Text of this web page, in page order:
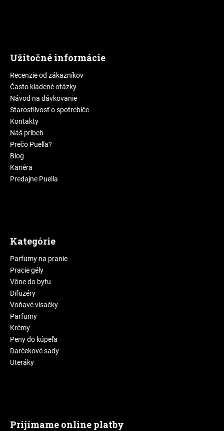
Užitočné informácie
Recenzie od zákazníkov
Často kladené otázky
Návod na dávkovanie
Starostlivosť o spotrebiče
Kontakty
Náš príbeh
Prečo Puella?
Blog
Kariéra
Predajne Puella
Kategórie
Parfumy na pranie
Pracie gély
Vône do bytu
Difuzéry
Voňavé visačky
Parfumy
Krémy
Peny do kúpeľa
Darčekové sady
Uteráky
Prijímame online platby